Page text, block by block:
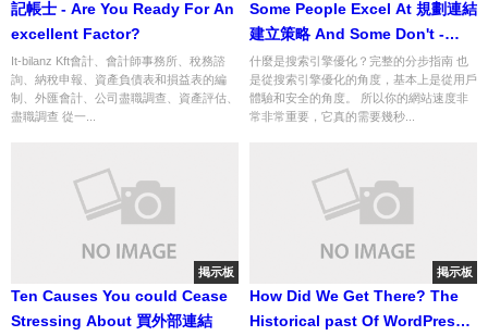
記帳士 - Are You Ready For An
excellent Factor?
It-bilanz Kft會計、會計師事務所、稅務諮
詢、納稅申報、資產負債表和損益表的編
制、外匯會計、公司盡職調查、資產評估、
盡職調查 從一...
Some People Excel At 規劃連結
建立策略 And Some Don't -
Which One Are You?
什麼是搜索引擎優化？完整的分步指南 也
是從搜索引擎優化的角度，基本上是從用戶
體驗和安全的角度。 所以你的網站速度非
常非常重要，它真的需要幾秒...
掲示板
Ten Causes You could Cease
Stressing About 買外部連結
掲示板
How Did We Get There? The
Historical past Of WordPress